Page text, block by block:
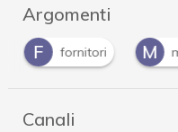
Argomenti
F
fornitori M
Canali